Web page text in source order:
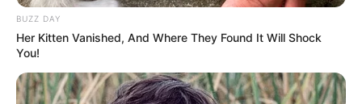
BUZZ DAY
Her Kitten Vanished, And Where They Found It Will Shock
You!